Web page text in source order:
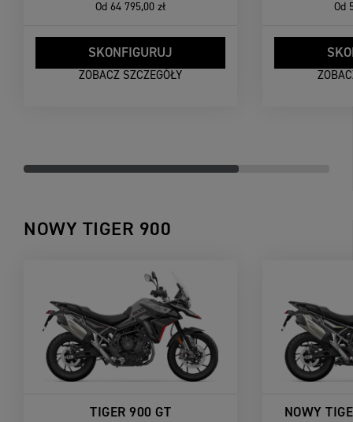
Od 64 795,00 zł
SKONFIGURUJ
ZOBACZ SZCZEGÓŁY
Od
NOWY TIGER 900
TIGER 900 GT NOWY